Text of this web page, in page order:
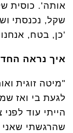
אותה'. כוסית
שקל, נכנסתי
'כן, בטח,
איך נראה
"מיטה זוגית
לגעת בי ואז
הייתי עוד
שהרגשתי שאני